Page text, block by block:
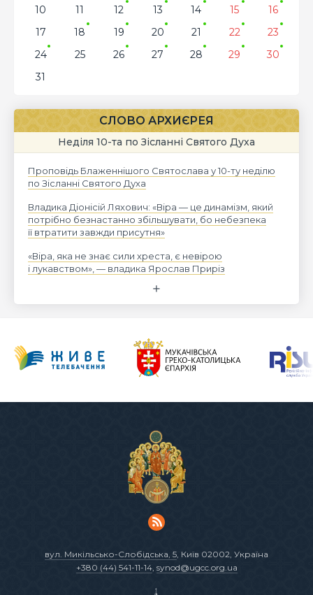
10
11 12 13 14 15
16
17
18 19 20 21 22
23
24
25 26 27 28 29
30
31
СЛОВО АРХИЄРЕЯ
Неділя 10-та по Зісланні Святого Духа
Проповідь Блаженнішого Святослава у 10-ту неділю
по Зісланні Святого Духа
Владика Діонісій Ляхович: «Віра — це динамізм, який
потрібно безнастанно збільшувати, бо небезпека
її втратити завжди присутня»
«Віра, яка не знає сили хреста, є невірою
і лукавством», — владика Ярослав Приріз
вул. Микільсько-Слобідська, 5 , Київ 02002, Україна
+380 (44) 541-11-14, synod@ugcc.org.ua